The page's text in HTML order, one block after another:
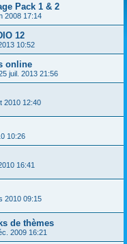
Pack 1 & 2
2008 17:14
12
10:52
online
juil. 2013 21:56
2010 12:40
10:26
16:41
2010 09:15
de thèmes
2009 16:21